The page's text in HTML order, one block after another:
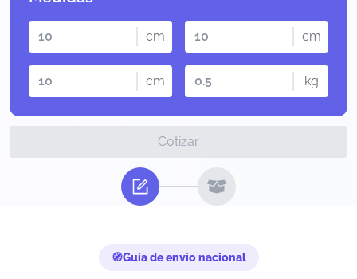
cm cm
cm kg
Cotizar
Guía de envío nacional